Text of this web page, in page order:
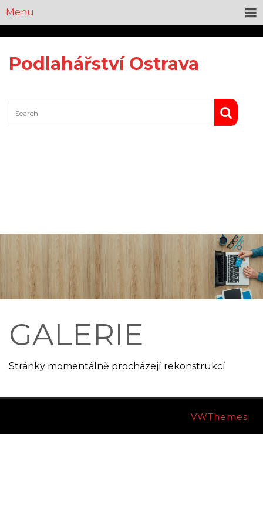
Menu
Podlahářství Ostrava
GALERIE
Stránky momentálně procházejí rekonstrukcí
VWThemes